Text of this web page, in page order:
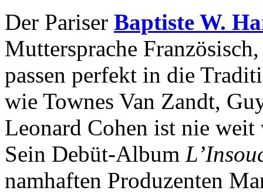
Der Pariser Baptiste W.
Muttersprache
passen perfekt in die
wie Townes Van Zandt,
Leonard Cohen ist nie
Sein Debüt-Album
namhaften Produzenten